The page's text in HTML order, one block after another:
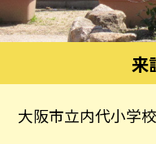
来
大阪市立内代小学校